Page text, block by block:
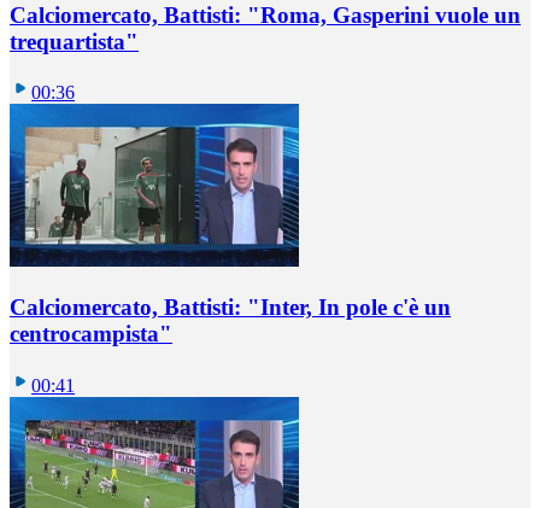
Calciomercato, Battisti: "Roma, Gasperini vuole un
trequartista"
00:36
Calciomercato, Battisti: "Inter, In pole c'è un
centrocampista"
00:41